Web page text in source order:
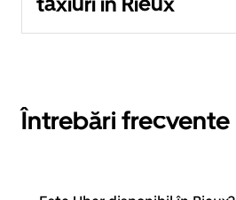
Întrebări frecvente